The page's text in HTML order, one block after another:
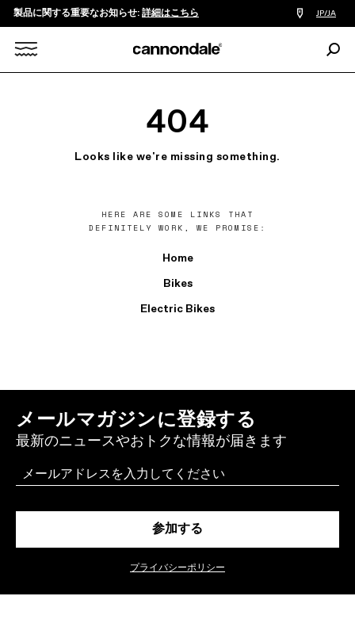
製品に関する重要なお知らせ:詳細はこちら
販
売
JP/JA
検
404
Looks like we're missing something.
HERE ARE SOME LINKS THAT
DEFINITELY WORK, WE PROMISE:
Home
Bikes
Electric Bikes
メールマガジンに登録する
最新のニュースやおトクな情報が届きます
Email
参加する
プライバシーポリシー